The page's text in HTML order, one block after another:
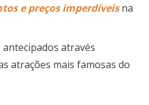
e preços imperdíveisna
através
atrações mais famosas do